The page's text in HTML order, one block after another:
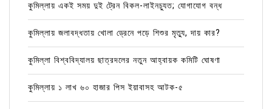
কুমিল্লায় একই সময় দুই ট্রেন বিকল-লাইনচ্যুত; যোগাযোগ বন্ধ
কুমিল্লায় জলাবদ্ধতায় খোলা ড্রেনে পড়ে শিশুর মৃত্যু, দায় কার?
কুমিল্লা বিশ্ববিদ্যালয় ছাত্রদলের নতুন আহ্বায়ক কমিটি ঘোষণা
কুমিল্লায় ১ লাখ ৬০ হাজার পিস ইয়াবাসহ আটক-৫